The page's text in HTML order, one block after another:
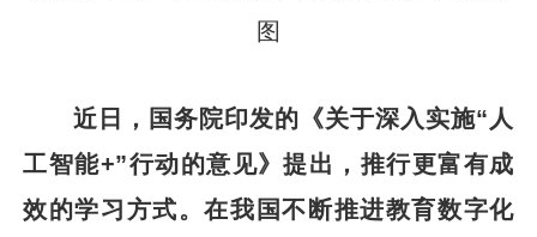
图
近日，国务院印发的《关于深入实施“人
工智能+”行动的意见》提出，推行更富有成
效的学习方式。在我国不断推进教育数字化